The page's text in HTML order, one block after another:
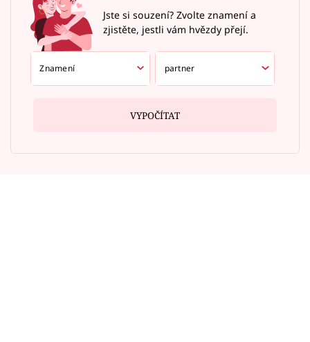
Jste si souzení? Zvolte znamení a
zjistěte, jestli vám hvězdy přejí.
VYPOČÍTAT